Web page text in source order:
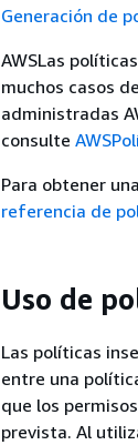
Generación de
AWSLas
muchos casos
administradas
consulte
Para obtener
referencia de
Uso de
Las políticas
entre una
que los
prevista. Al